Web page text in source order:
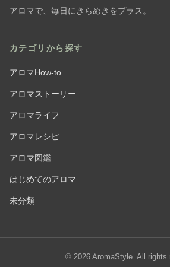
アロマで、毎日にきらめきをプラス。
カテゴリから探す
アロマHow-to
アロマストーリー
アロマライフ
アロマレシピ
アロマ図鑑
はじめてのアロマ
未分類
© 2026 AromaStyle. All rights